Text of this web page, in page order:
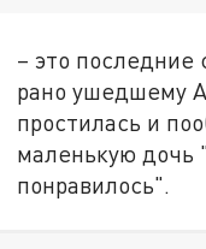
– это последние
рано ушедшему
простилась и
маленькую дочь
понравилось".